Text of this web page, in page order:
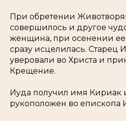
При обретении
совершилось и другое
женщина, при осенении
сразу исцелилась. Старец
уверовали во Христа и
Крещение.
Иуда получил имя Кириак
рукоположен во епископа